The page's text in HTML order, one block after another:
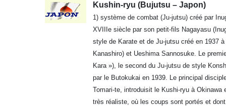
Kushin-ryu (Bujutsu – Japon)
1) système de combat (Ju-jutsu) créé par
XVIIIe siècle par son petit-fils Nagayasu
style de Karate et de Ju-jutsu créé en 1937
Kanashiro) et Ueshima Sannosuke. Le
Kara »), le second du Ju-jutsu de style
par le Butokukai en 1939. Le principal
Tomari-te, introduisit le Kushi-ryu à
très réaliste, où les coups sont portés et